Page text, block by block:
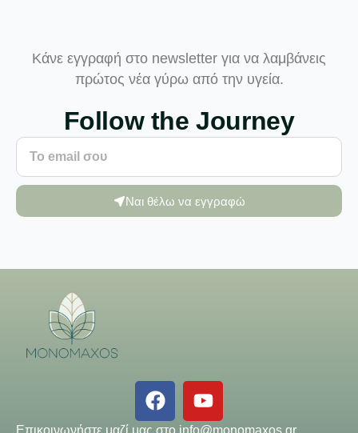
Κάνε εγγραφή στο newsletter για να λαμβάνεις
πρώτος νέα γύρω από την υγεία.
Follow the Journey
Ναι θέλω να εγγραφώ
Επικοινωνήστε μαζί μας στο info@monomaxos.gr